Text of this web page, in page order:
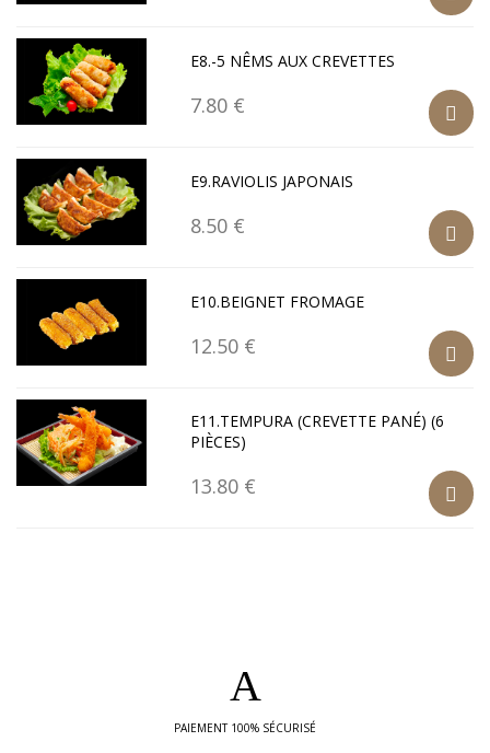
E8.-5 NÊMS AUX CREVETTES
7.80 €
E9.RAVIOLIS JAPONAIS
8.50 €
E10.BEIGNET FROMAGE
12.50 €
E11.TEMPURA (CREVETTE PANÉ) (6
PIÈCES)
13.80 €
PAIEMENT 100% SÉCURISÉ